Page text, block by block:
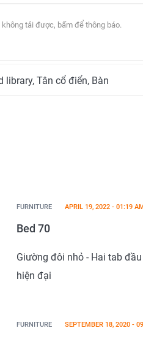
không tải được, bấm để thông báo.
library, Tân cổ điển, Bàn
FURNITURE APRIL 19, 2022 - 01:19
Bed 70
Giường đôi nhỏ - Hai tab
hiện đại
FURNITURE SEPTEMBER 18, 2020 -